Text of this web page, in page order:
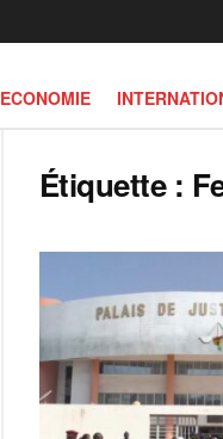
ECONOMIE
Étiquette :